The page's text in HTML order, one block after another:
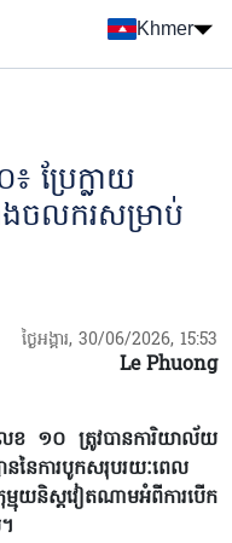
Khmer
ប្រែក្លាយ
ងចលករសម្រាប់
ថ្ងៃអង្គារ, 30/06/2026, 15:53
Le Phuong
េខ ១០ ត្រូវបានការិយាល័យ
នៃការបូកសរុបរយៈពេល
មុយនិស្តវៀតណាមអំពីការបើក